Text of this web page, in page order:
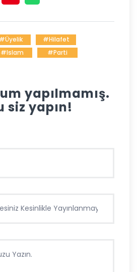
#üyelik
#hilafet
#islam #parti
yapılmamış.
siz yapın!